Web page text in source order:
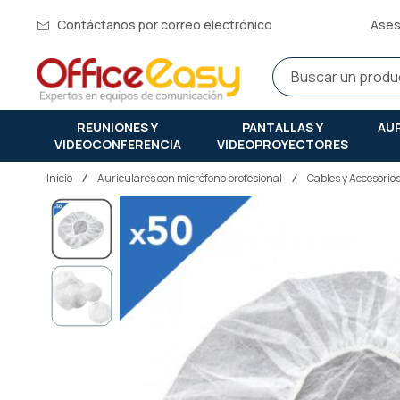
Contáctanos por correo electrónico
REUNIONES Y
VIDEOCONFERENCIA
PANTALLAS Y
VIDEOPROYECTORES
Inicio auriculares con micrófono profesional Cables y Accesorios
Saltar
al
final
de
la
galería
de
imágenes